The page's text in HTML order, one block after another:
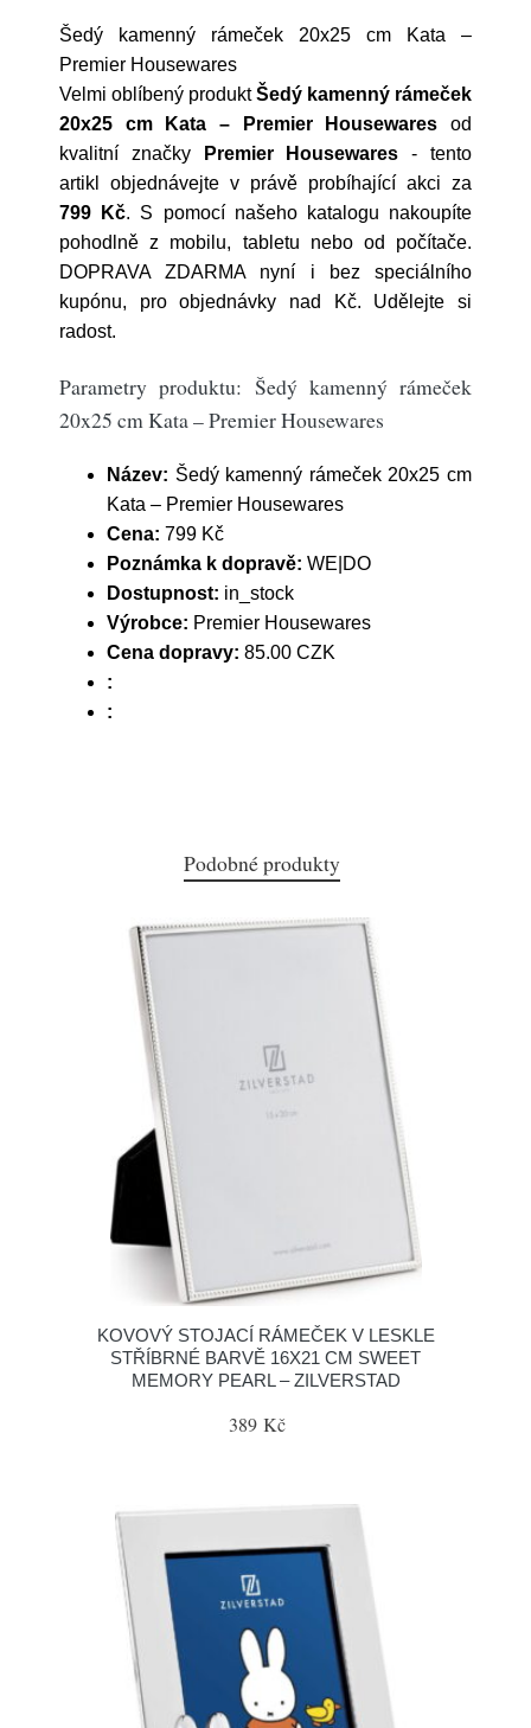
Šedý kamenný rámeček 20x25 cm Kata –
Premier Housewares
Velmi oblíbený produktŠedý kamenný rámeček
20x25 cm Kata – Premier Housewares od
kvalitní značky
Premier Housewares - tento
artikl objednávejte v právě probíhající akci za
799 Kč. S pomocí našeho katalogu nakoupíte
pohodlně z mobilu, tabletu nebo od počítače.
DOPRAVA ZDARMA nyní i bez speciálního
kupónu, pro objednávky nad Kč. Udělejte si
radost.
Parametry produktu: Šedý kamenný rámeček
20x25 cm Kata – Premier Housewares
Název: Šedý kamenný rámeček 20x25 cm
Kata – Premier Housewares
Cena: 799 Kč
Poznámka k dopravě: WE|DO
Dostupnost: in_stock
Výrobce: Premier Housewares
Cena dopravy: 85.00 CZK
:
:
Podobné produkty
KOVOVÝ STOJACÍ RÁMEČEK V LESKLE
STŘÍBRNÉ BARVĚ 16X21 CM SWEET
MEMORY PEARL – ZILVERSTAD
389 Kč